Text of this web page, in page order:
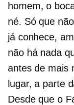
homem, o
né. Só que
já conhece,
não há nada
antes de mais
lugar, a parte
Desde que o